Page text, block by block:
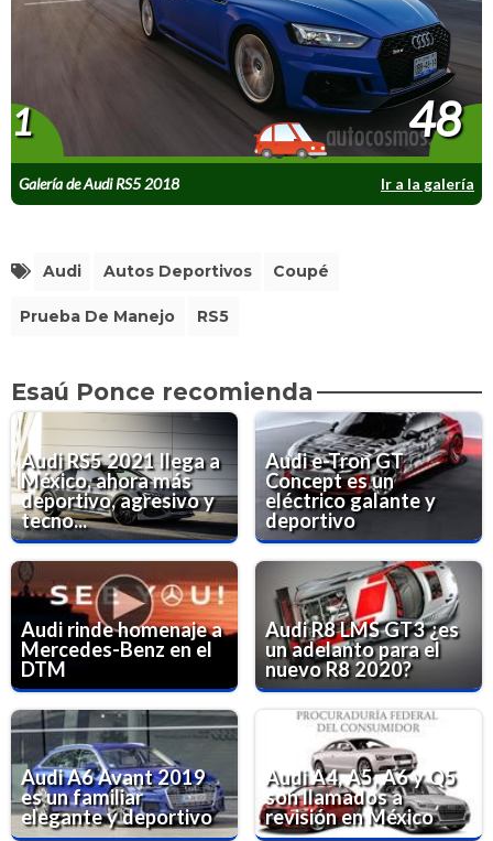
Galería de Audi RS5 2018 Ir a la galería
1 48
Audi Autos Deportivos Coupé
Prueba De Manejo RS5
Esaú Ponce recomienda
Audi RS5 2021 llega a
México, ahora más
deportivo, agresivo y
tecno...
Audi e-Tron GT
Concept es un
eléctrico galante y
deportivo
Audi rinde homenaje a
Mercedes-Benz en el
DTM
Audi R8 LMS GT3 ¿es
un adelanto para el
nuevo R8 2020?
Audi A6 Avant 2019
es un familiar
elegante y deportivo
Audi A4, A5, A6 y Q5
son llamados a
revisión en México